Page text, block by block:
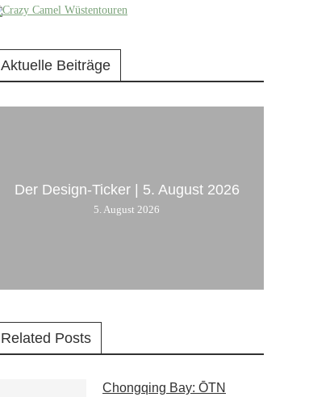
Aktuelle Beiträge
Der Design-Ticker | 5. August 2026
5. August 2026
Related Posts
Chongqing Bay: ŌTN